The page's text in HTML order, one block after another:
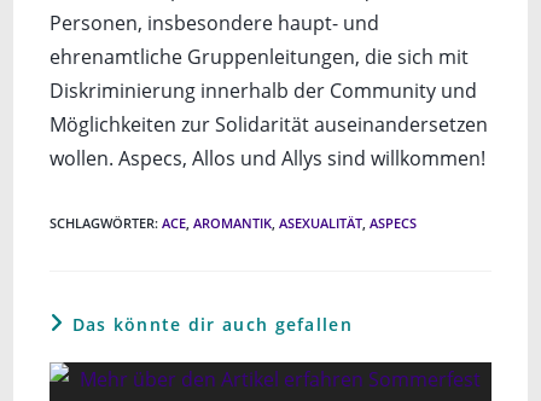
Personen, insbesondere haupt- und
ehrenamtliche Gruppenleitungen, die sich mit
Diskriminierung innerhalb der Community und
Möglichkeiten zur Solidarität auseinandersetzen
wollen. Aspecs, Allos und Allys sind willkommen!
SCHLAGWÖRTER:ACE AROMANTIK ASEXUALITÄT ASPECS
Das könnte dir auch gefallen